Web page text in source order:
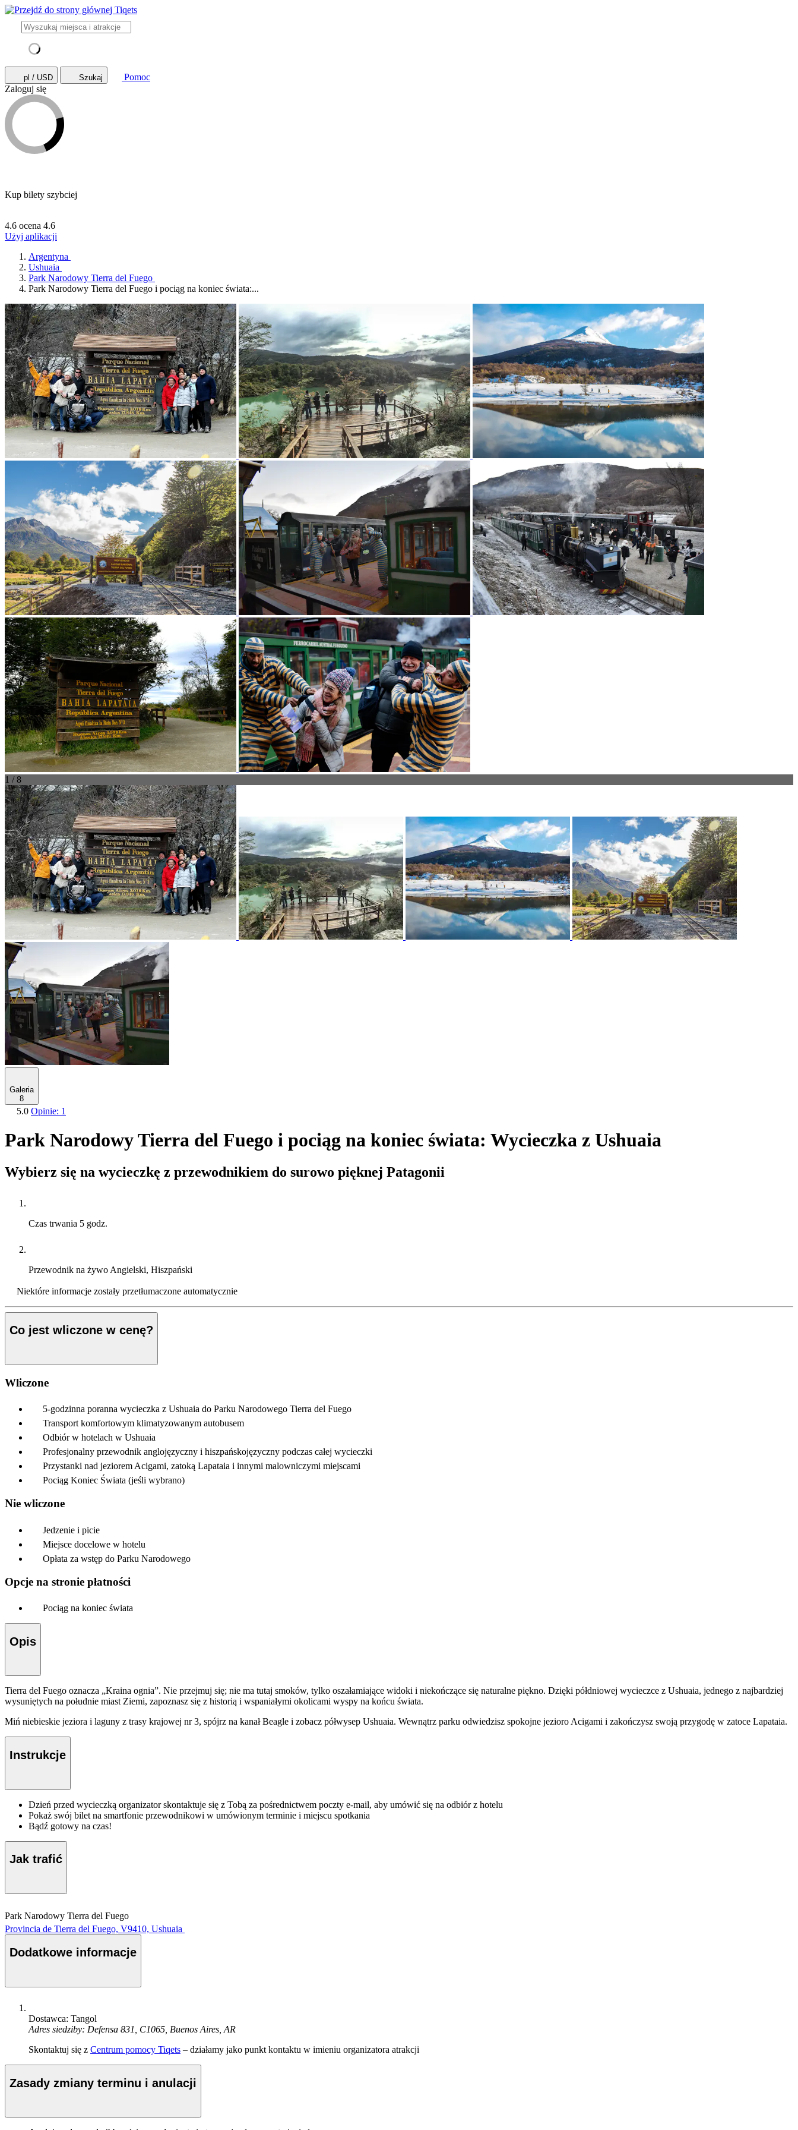
pl / USD Szukaj
Pomoc
Zaloguj się
Kup bilety szybciej
4.6 ocena 4.6
Użyj aplikacji
Argentyna
Ushuaia
Park Narodowy Tierra del Fuego
Park Narodowy Tierra del Fuego i pociąg na koniec świata:...
1 / 8
Galeria
8
5.0 Opinie: 1
Park Narodowy Tierra del Fuego i pociąg na koniec świata: Wycieczka z Ushuaia
Wybierz się na wycieczkę z przewodnikiem do surowo pięknej Patagonii
Czas trwania 5 godz.
Przewodnik na żywo Angielski, Hiszpański
Niektóre informacje zostały przetłumaczone automatycznie
Co jest wliczone w cenę?
Wliczone
5-godzinna poranna wycieczka z Ushuaia do Parku Narodowego Tierra del Fuego
Transport komfortowym klimatyzowanym autobusem
Odbiór w hotelach w Ushuaia
Profesjonalny przewodnik anglojęzyczny i hiszpańskojęzyczny podczas całej wycieczki
Przystanki nad jeziorem Acigami, zatoką Lapataia i innymi malowniczymi miejscami
Pociąg Koniec Świata (jeśli wybrano)
Nie wliczone
Jedzenie i picie
Miejsce docelowe w hotelu
Opłata za wstęp do Parku Narodowego
Opcje na stronie płatności
Pociąg na koniec świata
Opis
Tierra del Fuego oznacza „Kraina ognia”. Nie przejmuj się; nie ma tutaj smoków, tylko oszałamiające widoki i niekończące się naturalne piękno. Dzięki półdniowej wycieczce z Ushuaia, jednego z najbardziej
wysuniętych na południe miast Ziemi, zapoznasz się z historią i wspaniałymi okolicami wyspy na końcu świata.
Miń niebieskie jeziora i laguny z trasy krajowej nr 3, spójrz na kanał Beagle i zobacz półwysep Ushuaia. Wewnątrz parku odwiedzisz spokojne jezioro Acigami i zakończysz swoją przygodę w zatoce Lapataia.
Instrukcje
Dzień przed wycieczką organizator skontaktuje się z Tobą za pośrednictwem poczty e-mail, aby umówić się na odbiór z hotelu
Pokaż swój bilet na smartfonie przewodnikowi w umówionym terminie i miejscu spotkania
Bądź gotowy na czas!
Jak trafić
Park Narodowy Tierra del Fuego
Provincia de Tierra del Fuego, V9410, Ushuaia
Dodatkowe informacje
Dostawca: Tangol
Adres siedziby: Defensa 831, C1065, Buenos Aires, AR
Skontaktuj się z Centrum pomocy Tiqets – działamy jako punkt kontaktu w imieniu organizatora atrakcji
Zasady zmiany terminu i anulacji